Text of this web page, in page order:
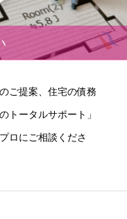
ご提案、住宅の債務
トータルサポート」
ロにご相談くださ